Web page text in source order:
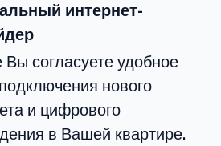
интернет-
Вы согласуете удобное
нового
и цифрового
в Вашей квартире.